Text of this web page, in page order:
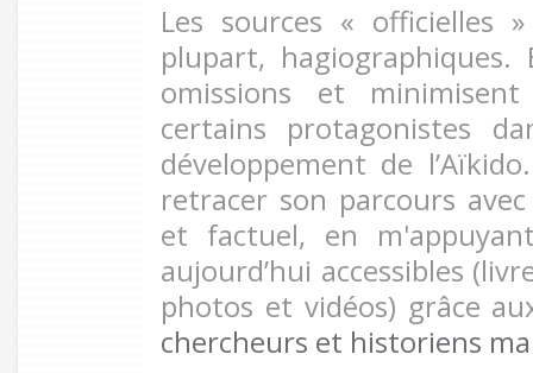
Les sources « officielles
plupart, hagiographiques.
omissions et
certains protagonistes
développement de
retracer son parcours
et factuel, en
aujourd’hui accessibles
photos et vidéos) grâce
chercheurs et historiens